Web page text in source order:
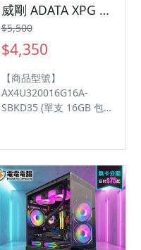
可讓您使用滑鼠輕鬆調整
顯示器設定 FreeSync
Premium 透過預設啟用
VRR (可變更新率)，提供
威剛 ADATA XPG GAMMIX D35 DDR4 3200 16GB 桌上型記憶體
$5,500
$4,350
【商品型號】
AX4U320016G16A-
SBKD35 (單支 16GB 包